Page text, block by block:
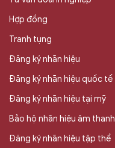
Hợp đồng
Tranh tụng
Đăng ký nhãn hiệu
Đăng ký nhãn hiệu quốc tế
Đăng ký nhãn hiệu tại mỹ
Bảo hộ nhãn hiệu âm thanh
Đăng ký nhãn hiệu tập thể